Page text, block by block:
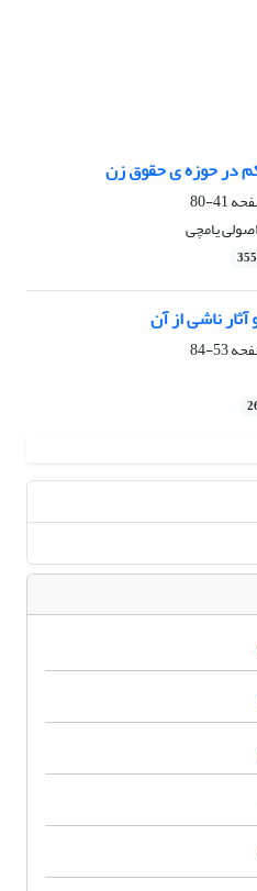
در حوزه ی حقوق زن
41-80
یامچی
ناشی از آن
53-84